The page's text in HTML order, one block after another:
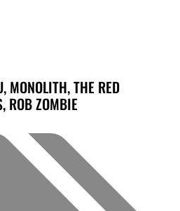
MONOLITH, THE RED
ROB ZOMBIE